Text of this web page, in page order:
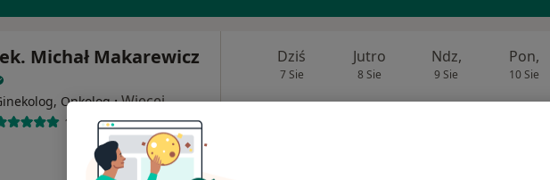
Michał Makarewicz
Onkolog·Więcej
140 opinii
Dziś
7 Sie
Jutro
8 Sie
Ndz,
9 Sie
Pon,
10 Sie